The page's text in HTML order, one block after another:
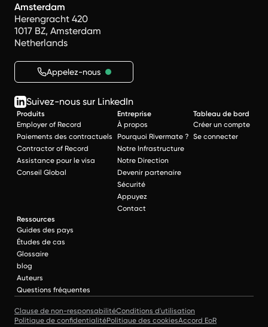
Amsterdam
Herengracht 420
1017 BZ, Amsterdam
Netherlands
Appelez-nous
Suivez-nous sur LinkedIn
Produits
Employer of Record
Paiements des contractuels
Contractor of Record
Assistance pour le visa
Conseil Global
Entreprise
À propos
Pourquoi Rivermate ?
Notre Infrastructure
Notre Direction
Devenir partenaire
Sécurité
Appuyez
Contact
Tableau de bord
Créer un compte
Se connecter
Ressources
Guides des pays
Études de cas
Glossaire
blog
Auteurs
Questions fréquentes
Clause de non-responsabilitéConditions d'utilisation
Politique de confidentialitéPolitique des cookiesAccord EoR